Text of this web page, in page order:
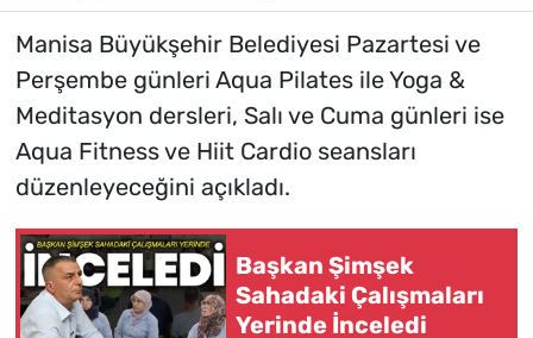
Manisa Büyükşehir Belediyesi Pazartesi ve
Perşembe günleri Aqua Pilates ile Yoga &
Meditasyon dersleri, Salı ve Cuma günleri ise
Aqua Fitness ve Hiit Cardio seansları
düzenleyeceğini açıkladı.
Başkan Şimşek
Sahadaki Çalışmaları
Yerinde İnceledi